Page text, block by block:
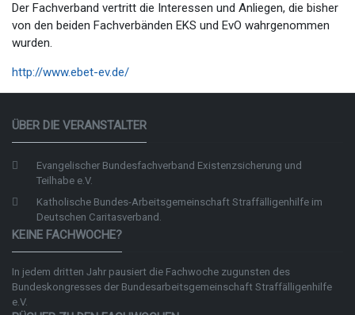
Der Fachverband vertritt die Interessen und Anliegen, die bisher
von den beiden Fachverbänden EKS und EvO wahrgenommen
wurden.
http://www.ebet-ev.de/
ÜBER DIE VERANSTALTER
Evangelischer Bundesfachverband Existenzsicherung und
Teilhabe e.V.
Katholische Bundes-Arbeitsgemeinschaft Straffälligenhilfe im
Deutschen Caritasverband.
KEINE FACHWOCHE?
In jedem dritten Jahr pausiert die Fachwoche zugunsten des
Bundeskongresses der Bundesarbeitsgemeinschaft Straffälligenhilfe
e.V.